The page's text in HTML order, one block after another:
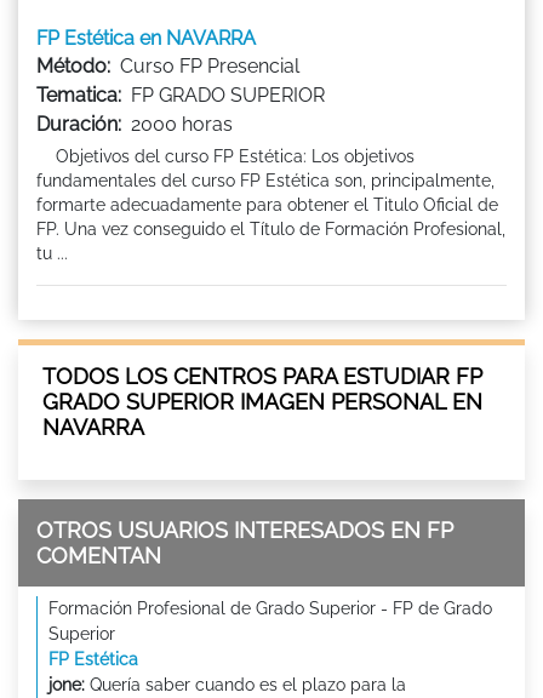
FP Estética en NAVARRA
Método: Curso FP Presencial
Tematica: FP GRADO SUPERIOR
Duración: 2000 horas
Objetivos del curso FP Estética: Los objetivos
fundamentales del curso FP Estética son, principalmente,
formarte adecuadamente para obtener el Titulo Oficial de
FP. Una vez conseguido el Título de Formación Profesional,
tu ...
TODOS LOS CENTROS PARA ESTUDIAR FP
GRADO SUPERIOR IMAGEN PERSONAL EN
NAVARRA
OTROS USUARIOS INTERESADOS EN FP
COMENTAN
Formación Profesional de Grado Superior - FP de Grado
Superior
FP Estética
jone: Quería saber cuando es el plazo para la